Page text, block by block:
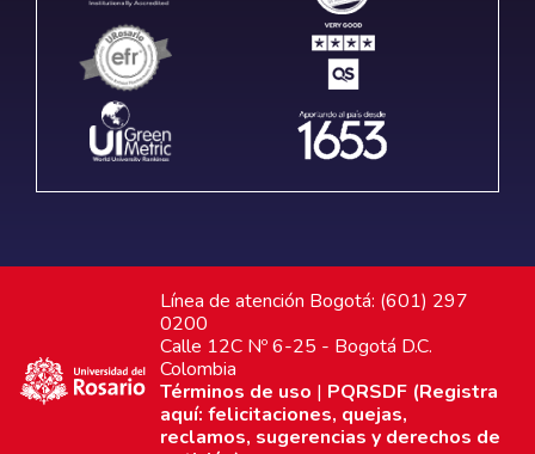
Línea de atención Bogotá: (601) 297
0200
Calle 12C Nº 6-25 - Bogotá D.C.
Colombia
Términos de uso | PQRSDF (Registra
aquí: felicitaciones, quejas,
reclamos, sugerencias y derechos de